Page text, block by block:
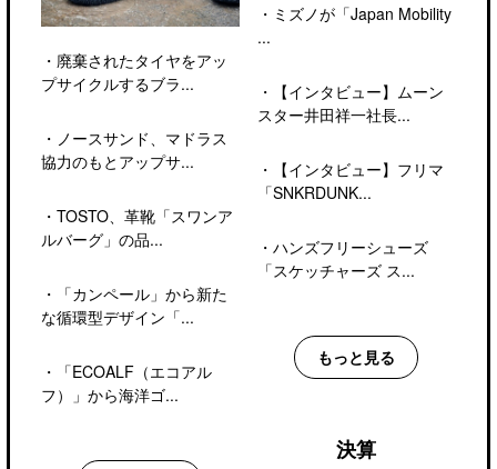
・ 廃棄されたタイヤをアッ
プサイクルするブラ...
・ ノースサンド、マドラス
協力のもとアップサ...
・ TOSTO、革靴「スワンア
ルバーグ」の品...
・
「カンペール」から新た
な循環型デザイン「...
・
「ECOALF（エコアル
フ）」から海洋ゴ...
・ ミズノが「Japan Mobility
...
・
【インタビュー】ムーン
スター井田祥一社長...
・
【インタビュー】フリマ
「SNKRDUNK...
・ ハンズフリーシューズ
「スケッチャーズ ス...
もっと見る
決算